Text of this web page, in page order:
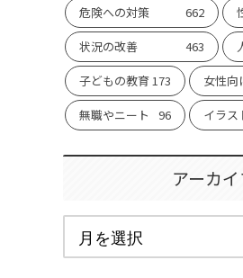
危険への対策
662
状況の改善
463
子どもの教育 173 女性向
無職やニート
96 イラス
アーカ